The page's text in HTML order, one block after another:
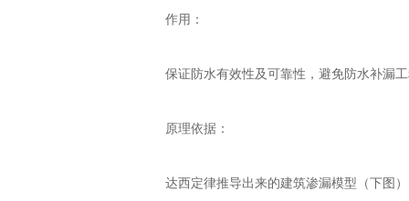
作用：
保证防水有效性及可靠性，避免防水补漏
原理依据：
达西定律推导出来的建筑渗漏模型（下图